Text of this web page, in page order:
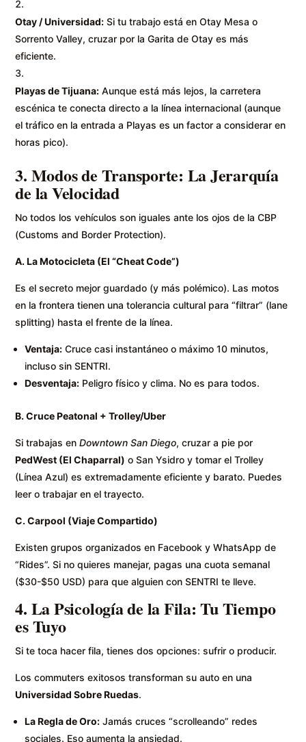
Otay / Universidad: Si tu trabajo está en Otay Mesa o
Sorrento Valley, cruzar por la Garita de Otay es más
eficiente.
Playas de Tijuana: Aunque está más lejos, la carretera
escénica te conecta directo a la línea internacional (aunque
el tráfico en la entrada a Playas es un factor a considerar en
horas pico).
3. Modos de Transporte: La Jerarquía
de la Velocidad
No todos los vehículos son iguales ante los ojos de la CBP
(Customs and Border Protection).
A. La Motocicleta (El “Cheat Code”)
Es el secreto mejor guardado (y más polémico). Las motos
en la frontera tienen una tolerancia cultural para “filtrar” (lane
splitting) hasta el frente de la línea.
Ventaja: Cruce casi instantáneo o máximo 10 minutos,
incluso sin SENTRI.
Desventaja: Peligro físico y clima. No es para todos.
B. Cruce Peatonal + Trolley/Uber
Si trabajas enDowntown San Diego, cruzar a pie por
PedWest (El Chaparral) o San Ysidro y tomar el Trolley
(Línea Azul) es extremadamente eficiente y barato. Puedes
leer o trabajar en el trayecto.
C. Carpool (Viaje Compartido)
Existen grupos organizados en Facebook y WhatsApp de
“Rides”. Si no quieres manejar, pagas una cuota semanal
($30-$50 USD) para que alguien con SENTRI te lleve.
4. La Psicología de la Fila: Tu Tiempo
es Tuyo
Si te toca hacer fila, tienes dos opciones: sufrir o producir.
Los commuters exitosos transforman su auto en una
Universidad Sobre Ruedas.
La Regla de Oro: Jamás cruces “scrolleando” redes
sociales. Eso aumenta la ansiedad.